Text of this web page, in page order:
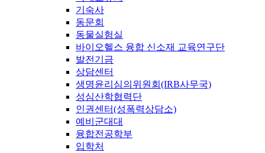
기숙사
동문회
동물실험실
바이오헬스 융합 신소재 교육연구단
발전기금
상담센터
생명윤리심의위원회(IRB사무국)
성심산학협력단
인권센터(성폭력상담소)
예비군대대
융합전공학부
입학처